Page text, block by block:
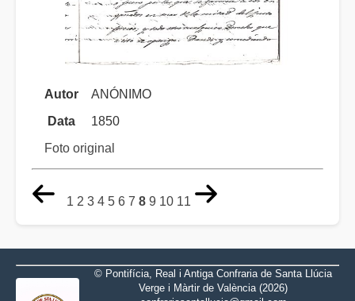
Autor
ANÓNIMO
Data
1850
Foto original
1 2 3 4 5 6 7 8 9 10 11
© Pontifícia, Real i Antiga Confraria de Santa Llúcia
Verge i Màrtir de València (2026)